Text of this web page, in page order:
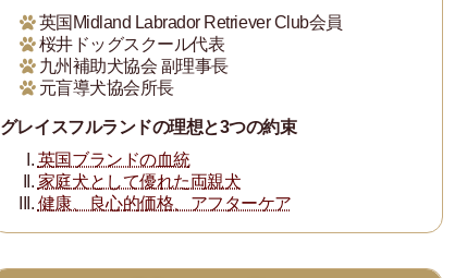
英国Midland Labrador Retriever Club会員
桜井ドッグスクール代表
九州補助犬協会 副理事長
元盲導犬協会所長
グレイスフルランドの理想と3つの約束
英国ブランドの血統
家庭犬として優れた両親犬
健康、良心的価格、アフターケア